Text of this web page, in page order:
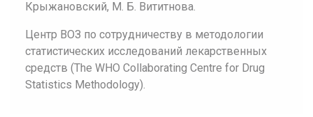
Крыжановский, М. Б. Вититнова.
Центр ВОЗ по сотрудничеству в методологии
статистических исследований лекарственных
средств (The WHO Collaborating Centre for Drug
Statistics Methodology).